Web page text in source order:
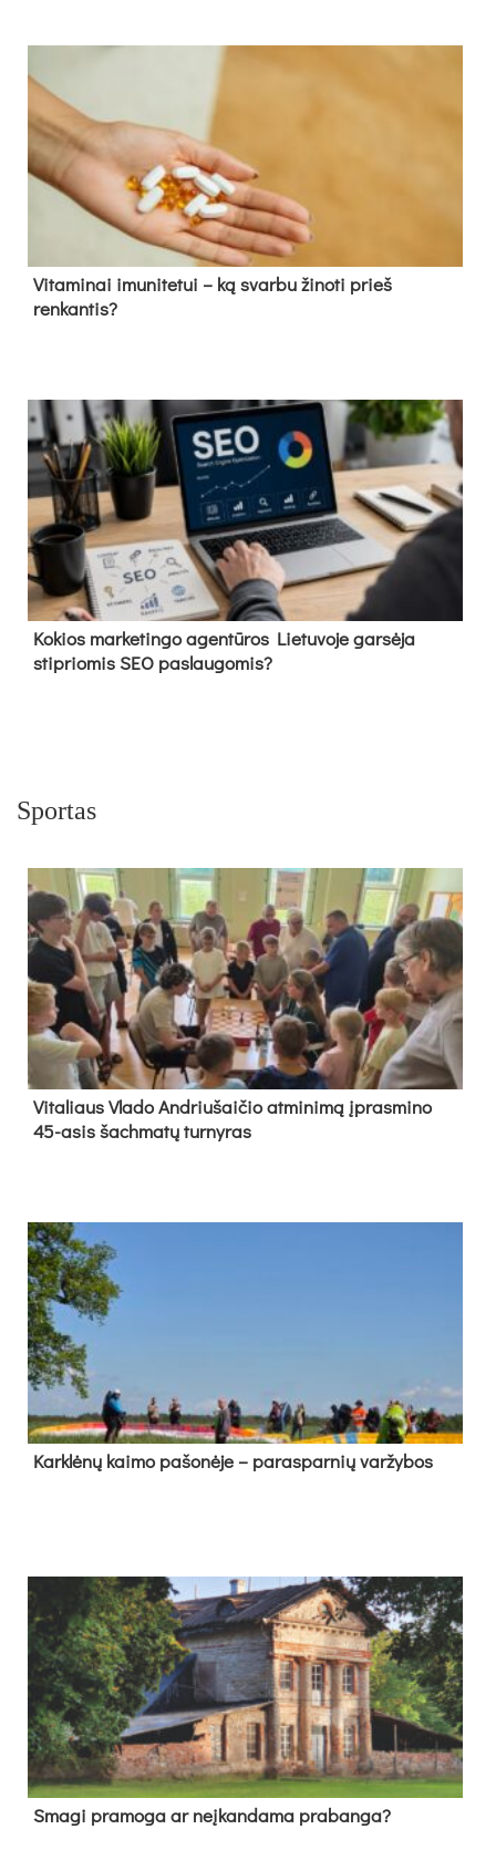
Vitaminai imunitetui – ką svarbu žinoti prieš
renkantis?
Kokios marketingo agentūros Lietuvoje garsėja
stipriomis SEO paslaugomis?
Sportas
Vi­ta­liaus Vla­do And­riu­šai­čio at­mi­ni­mą įpras­mi­no
45-asis šach­ma­tų tur­ny­ras
Kark­lė­nų kai­mo pa­šo­nė­je – pa­ras­par­nių var­žy­bos
Sma­gi pra­mo­ga ar neį­kan­da­ma pra­ban­ga?